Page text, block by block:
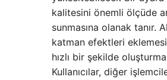
kalitesini önemli ölçüde
sunmasına olanak tanır.
katman efektleri
hızlı bir şekilde
Kullanıcılar, diğer